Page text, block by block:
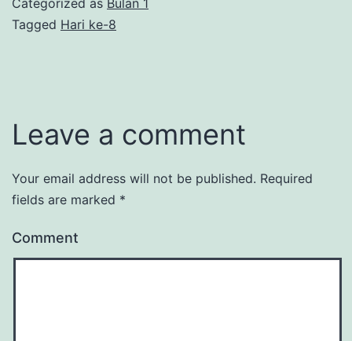
Categorized as Bulan 1
Tagged Hari ke-8
Leave a comment
Your email address will not be published. Required
fields are marked *
Comment